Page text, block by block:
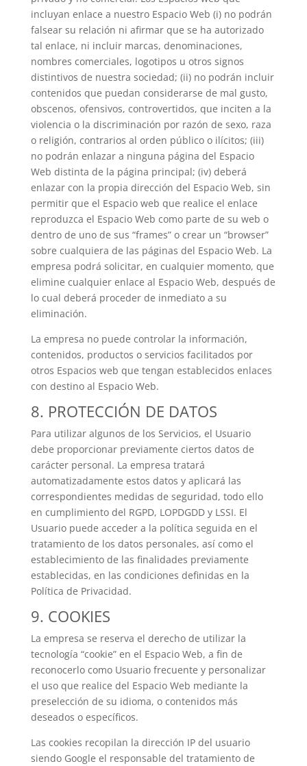
incluyan enlace a nuestro Espacio Web (i) no podrán
falsear su relación ni afirmar que se ha autorizado
tal enlace, ni incluir marcas, denominaciones,
nombres comerciales, logotipos u otros signos
distintivos de nuestra sociedad; (ii) no podrán incluir
contenidos que puedan considerarse de mal gusto,
obscenos, ofensivos, controvertidos, que inciten a la
violencia o la discriminación por razón de sexo, raza
o religión, contrarios al orden público o ilícitos; (iii)
no podrán enlazar a ninguna página del Espacio
Web distinta de la página principal; (iv) deberá
enlazar con la propia dirección del Espacio Web, sin
permitir que el Espacio web que realice el enlace
reproduzca el Espacio Web como parte de su web o
dentro de uno de sus “frames” o crear un “browser”
sobre cualquiera de las páginas del Espacio Web. La
empresa podrá solicitar, en cualquier momento, que
elimine cualquier enlace al Espacio Web, después de
lo cual deberá proceder de inmediato a su
eliminación.
La empresa no puede controlar la información,
contenidos, productos o servicios facilitados por
otros Espacios web que tengan establecidos enlaces
con destino al Espacio Web.
8. PROTECCIÓN DE DATOS
Para utilizar algunos de los Servicios, el Usuario
debe proporcionar previamente ciertos datos de
carácter personal. La empresa tratará
automatizadamente estos datos y aplicará las
correspondientes medidas de seguridad, todo ello
en cumplimiento del RGPD, LOPDGDD y LSSI. El
Usuario puede acceder a la política seguida en el
tratamiento de los datos personales, así como el
establecimiento de las finalidades previamente
establecidas, en las condiciones definidas en la
Política de Privacidad.
9. COOKIES
La empresa se reserva el derecho de utilizar la
tecnología “cookie” en el Espacio Web, a fin de
reconocerlo como Usuario frecuente y personalizar
el uso que realice del Espacio Web mediante la
preselección de su idioma, o contenidos más
deseados o específicos.
Las cookies recopilan la dirección IP del usuario
siendo Google el responsable del tratamiento de